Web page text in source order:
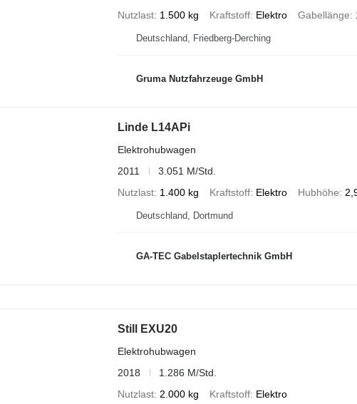
Nutzlast 1.500 kg Kraftstoff Elektro Gabellänge
Deutschland, Friedberg-Derching
Gruma Nutzfahrzeuge GmbH
Linde L14APi
Elektrohubwagen
2011
3.051 M/Std.
Nutzlast 1.400 kg Kraftstoff Elektro Hubhöhe
Deutschland, Dortmund
GA-TEC Gabelstaplertechnik GmbH
Still EXU20
Elektrohubwagen
2018
1.286 M/Std.
Nutzlast 2.000 kg Kraftstoff Elektro